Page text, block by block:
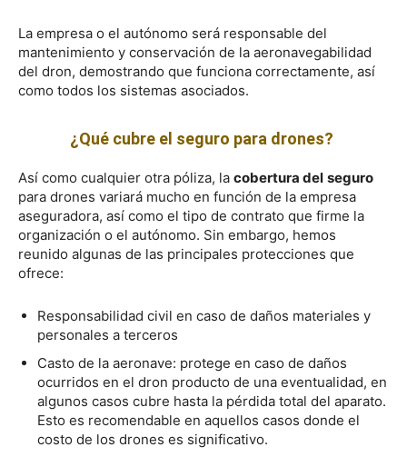
La empresa o el autónomo será responsable del
mantenimiento y conservación de la aeronavegabilidad
del dron, demostrando que funciona correctamente, así
como todos los sistemas asociados.
¿Qué cubre el seguro para drones?
Así como cualquier otra póliza, la cobertura del seguro
para drones variará mucho en función de la empresa
aseguradora, así como el tipo de contrato que firme la
organización o el autónomo. Sin embargo, hemos
reunido algunas de las principales protecciones que
ofrece:
Responsabilidad civil en caso de daños materiales y
personales a terceros
Casto de la aeronave: protege en caso de daños
ocurridos en el dron producto de una eventualidad, en
algunos casos cubre hasta la pérdida total del aparato.
Esto es recomendable en aquellos casos donde el
costo de los drones es significativo.